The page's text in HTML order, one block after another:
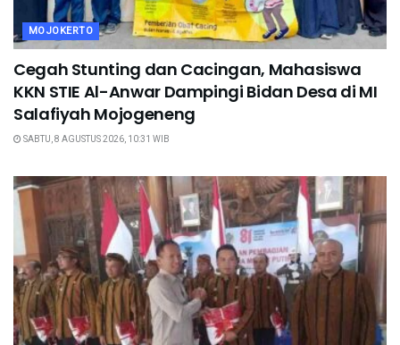
MOJOKERTO
Cegah Stunting dan Cacingan, Mahasiswa
KKN STIE Al-Anwar Dampingi Bidan Desa di MI
Salafiyah Mojogeneng
SABTU, 8 AGUSTUS 2026, 10:31 WIB